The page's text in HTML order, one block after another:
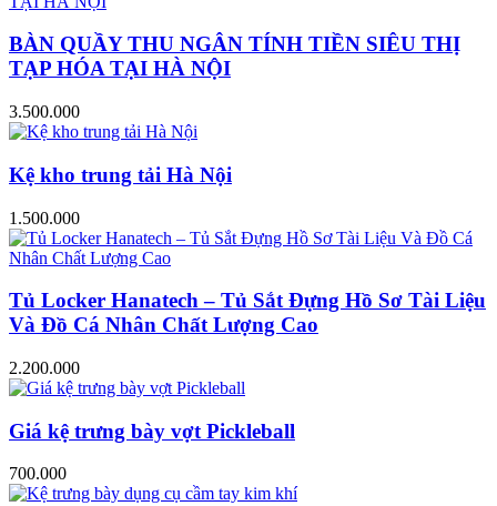
BÀN QUẦY THU NGÂN TÍNH TIỀN SIÊU THỊ
TẠP HÓA TẠI HÀ NỘI
3.500.000
Kệ kho trung tải Hà Nội
1.500.000
Tủ Locker Hanatech – Tủ Sắt Đựng Hồ Sơ Tài Liệu
Và Đồ Cá Nhân Chất Lượng Cao
2.200.000
Giá kệ trưng bày vợt Pickleball
700.000